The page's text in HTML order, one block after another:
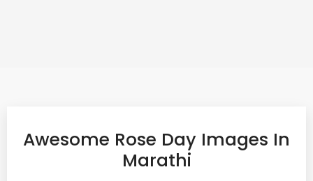
Awesome Rose Day Images In
Marathi